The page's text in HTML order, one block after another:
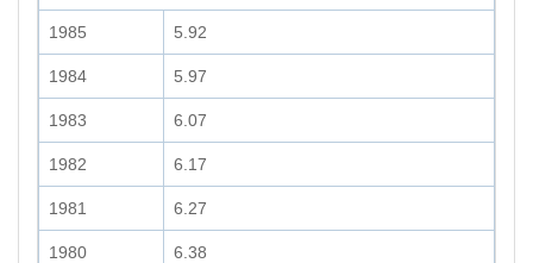
1985 5.92
1984 5.97
1983 6.07
1982 6.17
1981 6.27
1980 6.38